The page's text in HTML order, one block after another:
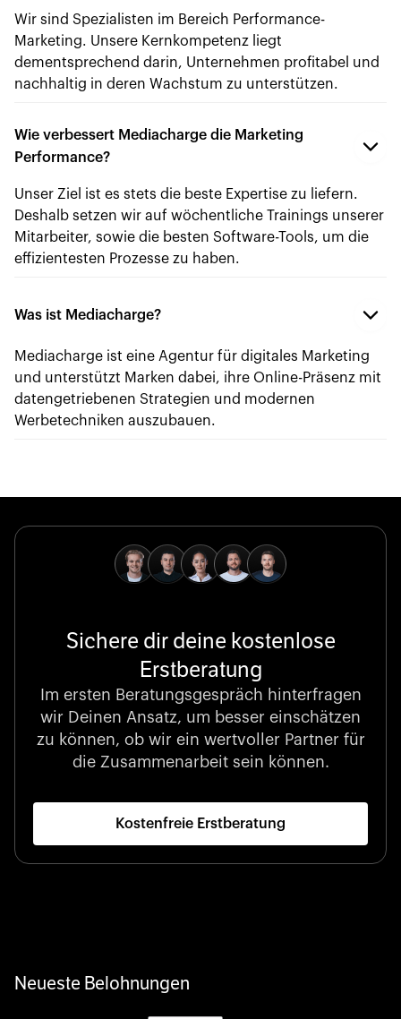
Wir sind Spezialisten im Bereich Performance-
Marketing. Unsere Kernkompetenz liegt
dementsprechend darin, Unternehmen profitabel und
nachhaltig in deren Wachstum zu unterstützen.
Wie verbessert Mediacharge die Marketing
Performance?
Unser Ziel ist es stets die beste Expertise zu liefern.
Deshalb setzen wir auf wöchentliche Trainings unserer
Mitarbeiter, sowie die besten Software-Tools, um die
effizientesten Prozesse zu haben.
Was ist Mediacharge?
Mediacharge ist eine Agentur für digitales Marketing
und unterstützt Marken dabei, ihre Online-Präsenz mit
datengetriebenen Strategien und modernen
Werbetechniken auszubauen.
Sichere dir deine kostenlose
Erstberatung
Im ersten Beratungsgespräch hinterfragen
wir Deinen Ansatz, um besser einschätzen
zu können, ob wir ein wertvoller Partner für
die Zusammenarbeit sein können.
Kostenfreie Erstberatung
Neueste Belohnungen